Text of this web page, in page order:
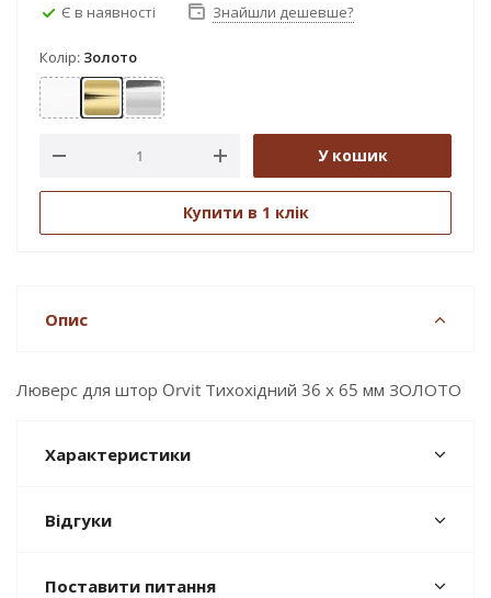
Є в наявності Знайшли дешевше?
Колір: Золото
АрктісЗолото Хром
У кошик
Купити в 1 клік
Опис
Люверс для штор Orvit Тихохідний 36 х 65 мм ЗОЛОТО
Характеристики
Відгуки
Поставити питання